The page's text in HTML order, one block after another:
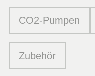
CO2-Pumpen
Zubehör